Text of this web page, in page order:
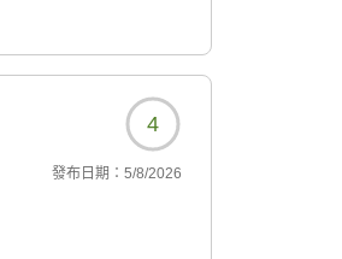
す参考とさせてい
まいりますので、
お待ちしておりま
4
發布日期： 5/8/2026